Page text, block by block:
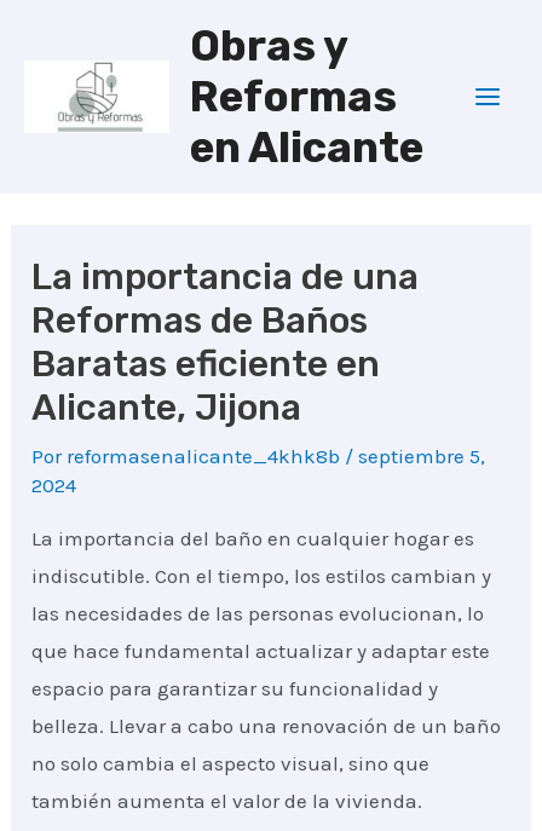
contenido
Obras y
Reformas
en Alicante
La importancia de una
Reformas de Baños
Baratas eficiente en
Alicante, Jijona
Por reformasenalicante_4khk8b /septiembre 5,
2024
La importancia del baño en cualquier hogar es
indiscutible. Con el tiempo, los estilos cambian y
las necesidades de las personas evolucionan, lo
que hace fundamental actualizar y adaptar este
espacio para garantizar su funcionalidad y
belleza. Llevar a cabo una renovación de un baño
no solo cambia el aspecto visual, sino que
también aumenta el valor de la vivienda.